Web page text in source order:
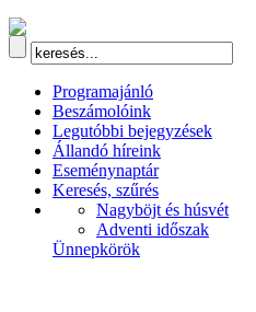
Programajánló
Beszámolóink
Legutóbbi bejegyzések
Állandó híreink
Eseménynaptár
Keresés, szűrés
Nagyböjt és húsvét
Adventi időszak
Ünnepkörök